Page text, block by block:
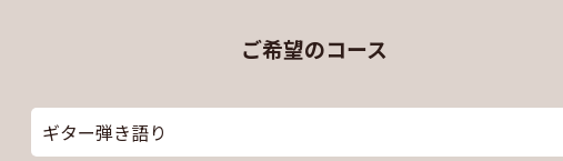
ご希望のコース
ギター弾き語り